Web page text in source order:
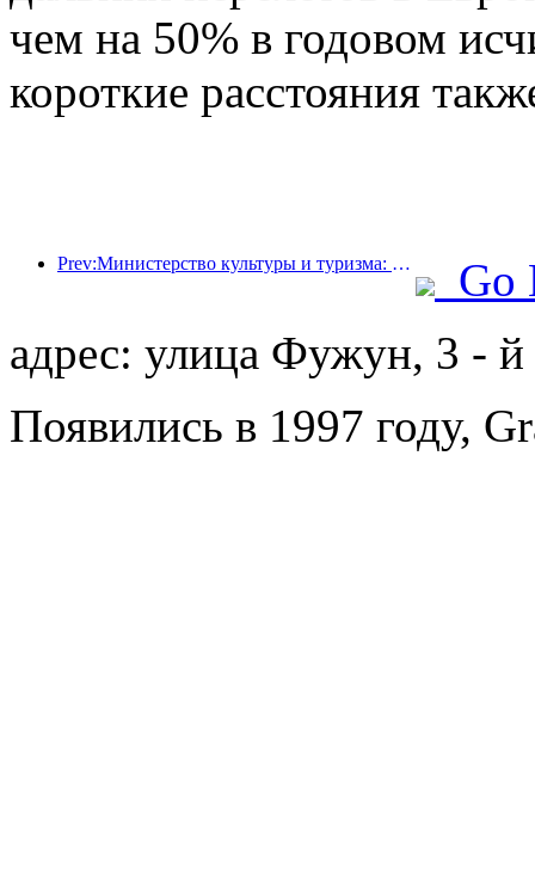
чем на 50% в годовом
короткие расстояния
Prev:Министерство культуры и туризма: усилить контроль качества туристических достопримечательностей и повысить уровень обслуживания в живописных местах.
Go
адрес: улица Фужун, 3 - й
Появились в 1997 году,